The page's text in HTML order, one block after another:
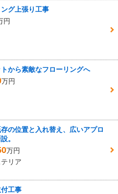
グ上張り工事
円
から素敵なフローリングへ
万円
の位置と入れ替え、広いアプロ
。
万円
リア
工事